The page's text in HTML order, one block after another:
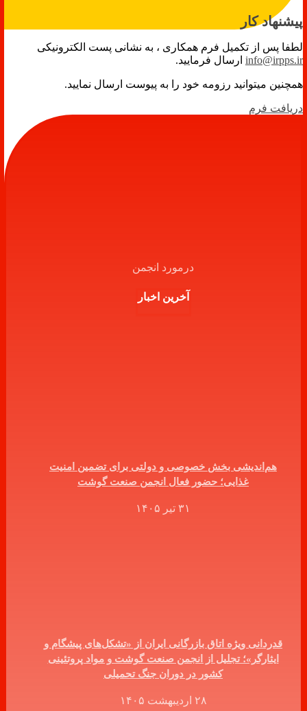
پیشنهاد کار
لطفا پس از تکمیل فرم همکاری ، به نشانی پست الکترونیکی
info@irpps.ir ارسال فرمایید.
همچنین میتوانید رزومه خود را به پیوست ارسال نمایید.
دریافت فرم
درمورد انجمن
آخرین اخبار
هم‌اندیشی بخش خصوصی و دولتی برای تضمین امنیت
غذایی؛ حضور فعال انجمن صنعت گوشت
۳۱ تیر ۱۴۰۵
قدردانی ویژه اتاق بازرگانی ایران از «تشکل‌های پیشگام و
ایثارگر»؛ تجلیل از انجمن صنعت گوشت و مواد پروتئینی
کشور در دوران جنگ تحمیلی
۲۸ اردیبهشت ۱۴۰۵